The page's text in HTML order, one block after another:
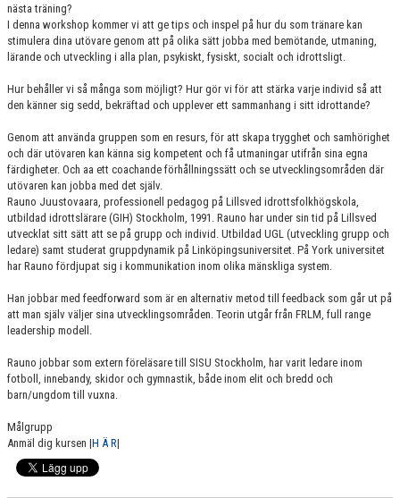
nästa träning?
I denna workshop kommer vi att ge tips och inspel på hur du som tränare kan
stimulera dina utövare genom att på olika sätt jobba med bemötande, utmaning,
lärande och utveckling i alla plan, psykiskt, fysiskt, socialt och idrottsligt.
Hur behåller vi så många som möjligt? Hur gör vi för att stärka varje individ så att
den känner sig sedd, bekräftad och upplever ett sammanhang i sitt idrottande?
Genom att använda gruppen som en resurs, för att skapa trygghet och samhörighet
och där utövaren kan känna sig kompetent och få utmaningar utifrån sina egna
färdigheter. Och aa ett coachande förhållningssätt och se utvecklingsområden där
utövaren kan jobba med det själv.
Rauno Juustovaara, professionell pedagog på Lillsved idrottsfolkhögskola,
utbildad idrottslärare (GIH) Stockholm, 1991. Rauno har under sin tid på Lillsved
utvecklat sitt sätt att se på grupp och individ. Utbildad UGL (utveckling grupp och
ledare) samt studerat gruppdynamik på Linköpingsuniversitet. På York universitet
har Rauno fördjupat sig i kommunikation inom olika mänskliga system.
Han jobbar med feedforward som är en alternativ metod till feedback som går ut på
att man själv väljer sina utvecklingsområden. Teorin utgår från FRLM, full range
leadership modell.
Rauno jobbar som extern föreläsare till SISU Stockholm, har varit ledare inom
fotboll, innebandy, skidor och gymnastik, både inom elit och bredd och
barn/ungdom till vuxna.
Målgrupp
Anmäl dig kursen |H Ä R|